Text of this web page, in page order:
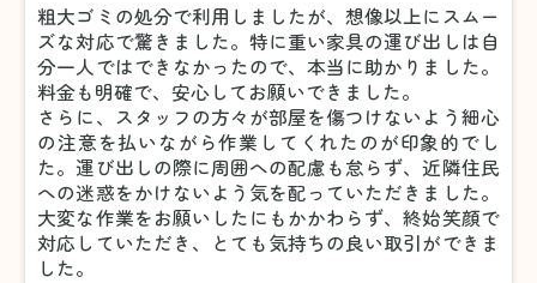
粗大ゴミの処分で利用しましたが、想像以上にスムー
ズな対応で驚きました。特に重い家具の運び出しは自
分一人ではできなかったので、本当に助かりました。
料金も明確で、安心してお願いできました。
さらに、スタッフの方々が部屋を傷つけないよう細心
の注意を払いながら作業してくれたのが印象的でし
た。運び出しの際に周囲への配慮も怠らず、近隣住民
への迷惑をかけないよう気を配っていただきました。
大変な作業をお願いしたにもかかわらず、終始笑顔で
対応していただき、とても気持ちの良い取引ができま
した。